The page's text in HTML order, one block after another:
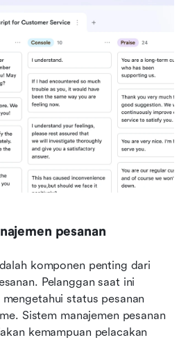
pesanan
komponen penting dari
Pelanggan saat ini
status pesanan
Sistem manajemen pesanan
kemampuan pelacakan